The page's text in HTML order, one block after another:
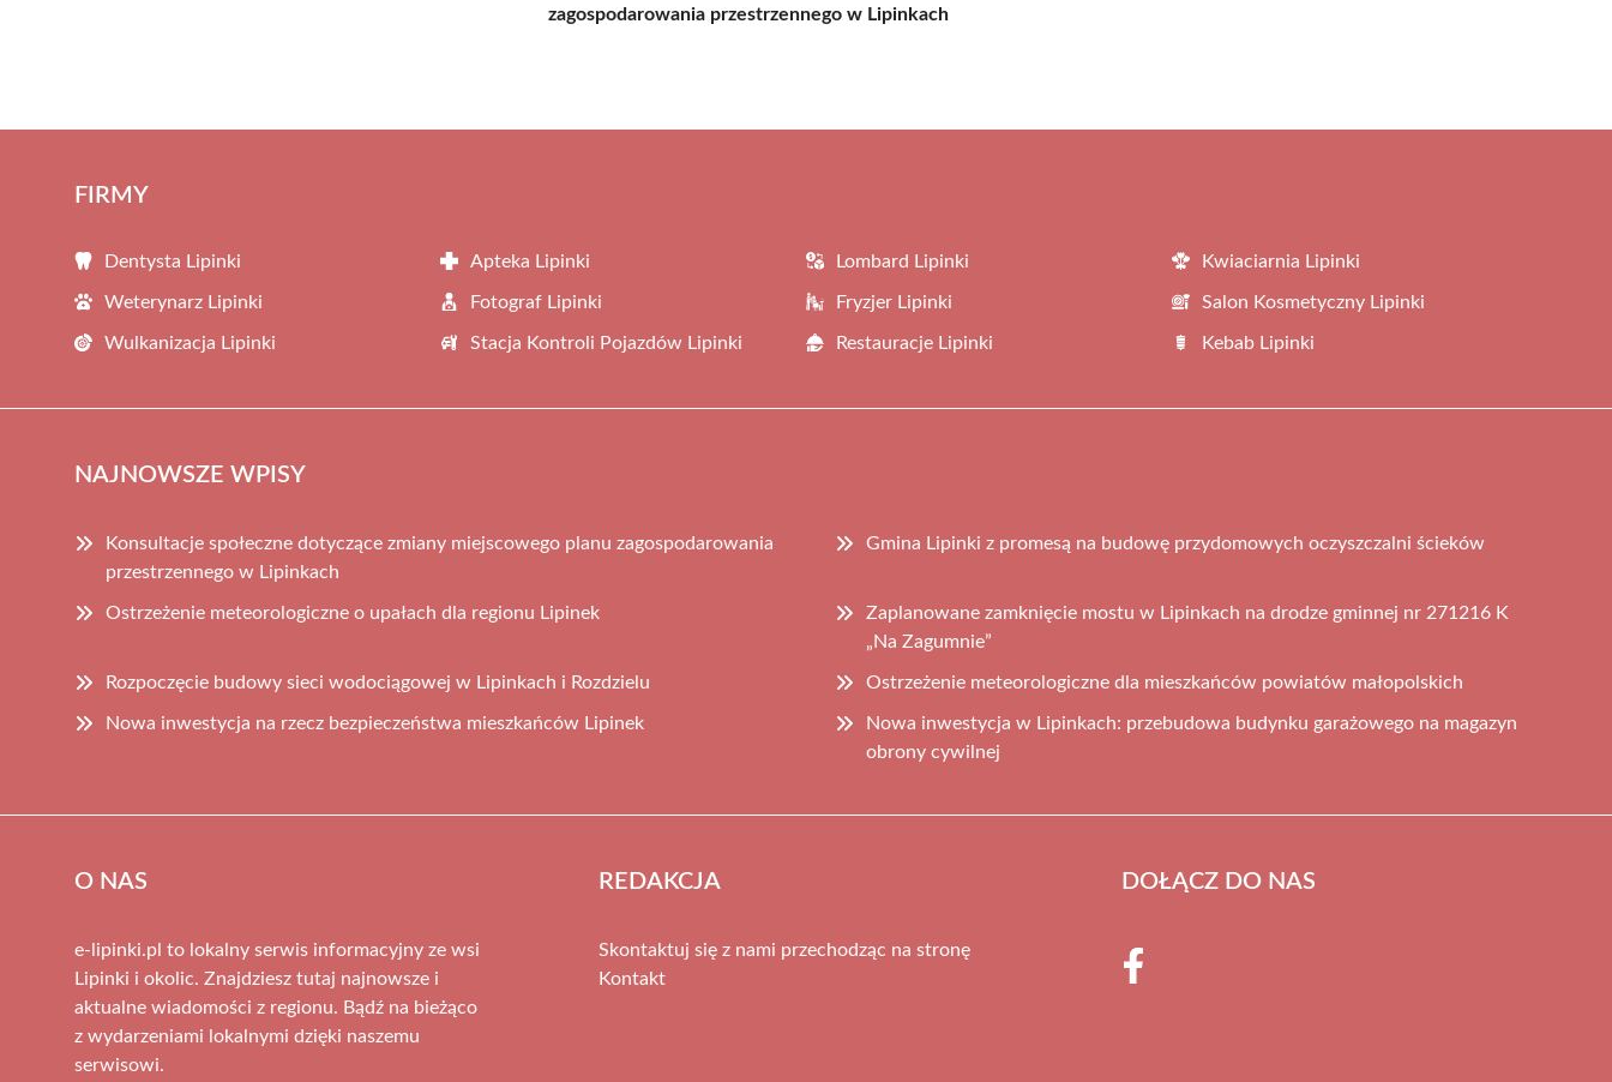
zagospodarowania przestrzennego w Lipinkach
FIRMY
Dentysta Lipinki Apteka Lipinki Lombard Lipinki Kwiaciarnia Lipinki
Weterynarz Lipinki Fotograf Lipinki Fryzjer Lipinki Salon Kosmetyczny Lipinki
Wulkanizacja Lipinki Stacja Kontroli Pojazdów Lipinki Restauracje Lipinki Kebab Lipinki
NAJNOWSZE WPISY
Konsultacje społeczne dotyczące zmiany miejscowego planu zagospodarowania
przestrzennego w Lipinkach
Gmina Lipinki z promesą na budowę przydomowych oczyszczalni ścieków
Ostrzeżenie meteorologiczne o upałach dla regionu Lipinek
Zaplanowane zamknięcie mostu w Lipinkach na drodze gminnej nr 271216 K
„Na Zagumnie”
Rozpoczęcie budowy sieci wodociągowej w Lipinkach i Rozdzielu Ostrzeżenie meteorologiczne dla mieszkańców powiatów małopolskich
Nowa inwestycja na rzecz bezpieczeństwa mieszkańców Lipinek
Nowa inwestycja w Lipinkach: przebudowa budynku garażowego na magazyn
obrony cywilnej
O NAS
e-lipinki.pl to lokalny serwis informacyjny ze wsi
Lipinki i okolic. Znajdziesz tutaj najnowsze i
aktualne wiadomości z regionu. Bądź na bieżąco
z wydarzeniami lokalnymi dzięki naszemu
serwisowi.
REDAKCJA
Skontaktuj się z nami przechodząc na stronę
Kontakt
DOŁĄCZ DO NAS